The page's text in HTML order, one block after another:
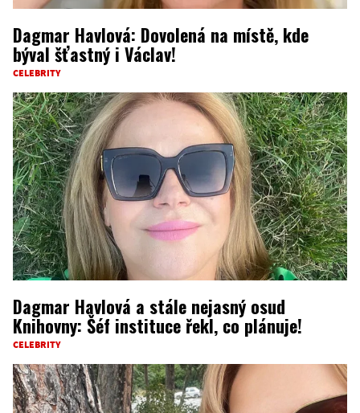
Dagmar Havlová: Dovolená na místě, kde
býval šťastný i Václav!
CELEBRITY
Dagmar Havlová a stále nejasný osud
Knihovny: Šéf instituce řekl, co plánuje!
CELEBRITY